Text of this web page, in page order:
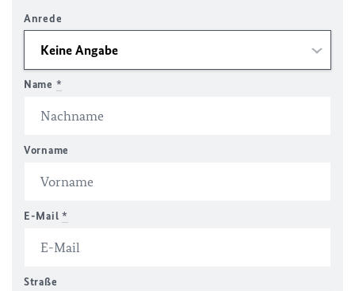
Anrede
Name *
Vorname
E-Mail *
Straße